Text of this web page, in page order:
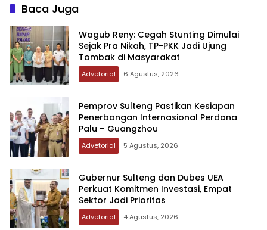
Baca Juga
Wagub Reny: Cegah Stunting Dimulai
Sejak Pra Nikah, TP-PKK Jadi Ujung
Tombak di Masyarakat
Advetorial 6 Agustus, 2026
Pemprov Sulteng Pastikan Kesiapan
Penerbangan Internasional Perdana
Palu – Guangzhou
Advetorial 5 Agustus, 2026
Gubernur Sulteng dan Dubes UEA
Perkuat Komitmen Investasi, Empat
Sektor Jadi Prioritas
Advetorial 4 Agustus, 2026